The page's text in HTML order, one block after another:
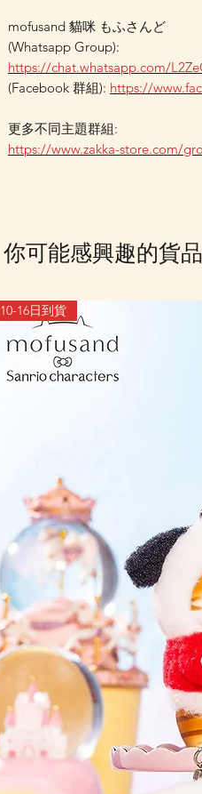
mofusand 貓咪 もふさんど
(Whatsapp Group):
https://chat.whatsapp.com/
(Facebook 群組): https://
更多不同主題群組:
https://www.zakka-store.com/
你可能感興趣的貨品
10-16日到貨